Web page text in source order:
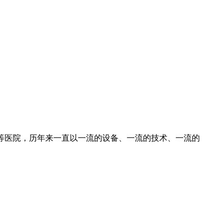
院，历年来一直以一流的设备、一流的技术、一流的